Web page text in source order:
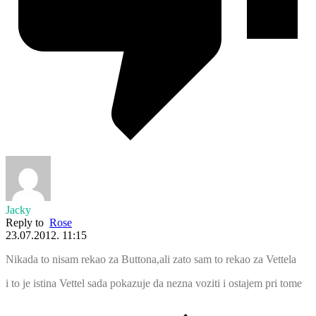
Jacky
Reply to Rose
23.07.2012. 11:15
Nikada to nisam rekao za Buttona,ali zato sam to rekao za Vettela
i to je istina Vettel sada pokazuje da nezna voziti i ostajem pri tome